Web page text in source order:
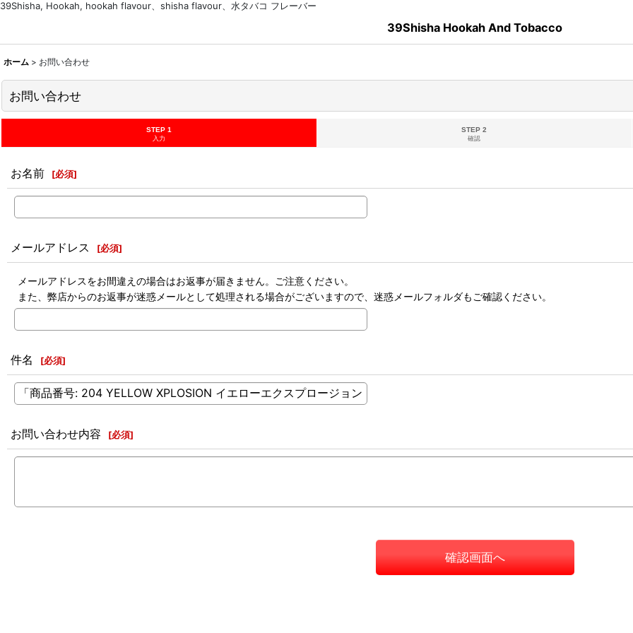
39Shisha, Hookah, hookah flavour、shisha flavour、水タバコ フレーバー
39Shisha Hookah And Tobacco
ホーム > お問い合わせ
お問い合わせ
STEP 1
入力
STEP 2
確認
お名前 [必須]
メールアドレス [必須]
メールアドレスをお間違えの場合はお返事が届きません。ご注意ください。
また、弊店からのお返事が迷惑メールとして処理される場合がございますので、迷惑メールフォルダもご確認ください。
件名 [必須]
お問い合わせ内容 [必須]
確認画面へ